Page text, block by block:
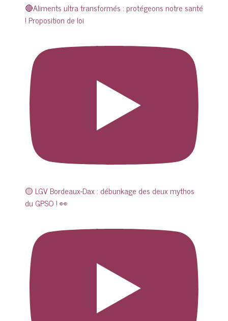
🔴Aliments ultra transformés : protégeons notre santé
! Proposition de loi
🟡 LGV Bordeaux-Dax : débunkage des deux mythos
du GPSO ! 👀